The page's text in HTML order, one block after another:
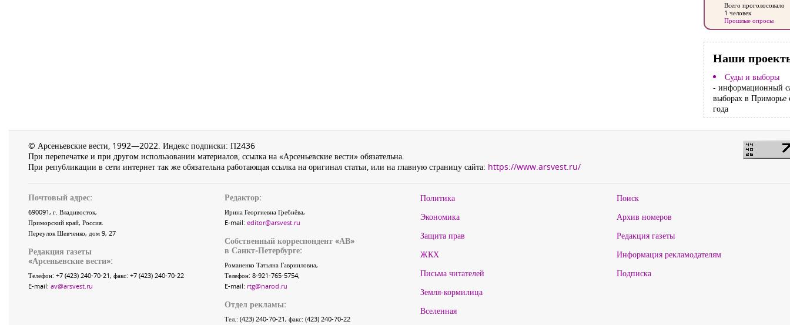
Всего проголосовало
1 человек
Прошлые опросы
Наши
Суды и выборы
- информационный
выборах в Приморье
года
© Арсеньевские вести, 1992—2022. Индекс подписки: П2436
При перепечатке и при другом использовании материалов, ссылка на «Арсеньевские вести» обязательна.
При републикации в сети интернет так же обязательна работающая ссылка на оригинал статьи, или на главную страницу сайта: https://www.arsvest.ru/
Почтовый адрес:
690091, г. Владивосток,
Приморский край, Россия.
Переулок Шевченко, дом 9, 27
Редакция газеты
«Арсеньевские вести»:
Телефон: +7 (423) 240-70-21, факс: +7 (423) 240-70-22
E-mail: av@arsvest.ru
Редактор:
Ирина Георгиевна Гребнёва,
E-mail: editor@arsvest.ru
Собственный корреспондент «АВ»
в Санкт-Петербурге:
Романенко Татьяна Гаврииловна,
Телефон: 8-921-765-5754,
E-mail: rtg@narod.ru
Отдел рекламы:
Тел.: (423) 240-70-21, факс: (423) 240-70-22
Политика
Экономика
Защита прав
ЖКХ
Письма читателей
Земля-кормилица
Вселенная
Поиск
Архив номеров
Редакция газеты
Информация рекламодателям
Подписка